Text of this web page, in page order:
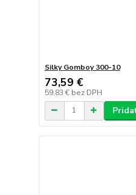
Silky Gomboy 300-10
73,59 €
59,83 € bez DPH